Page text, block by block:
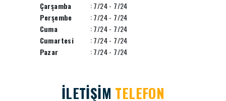
Çarşamba
: 7/24 - 7/24
Perşembe
: 7/24 - 7/24
Cuma
: 7/24 - 7/24
Cumartesi
: 7/24 - 7/24
Pazar
: 7/24 - 7/24
İLETİŞİM TELEFON